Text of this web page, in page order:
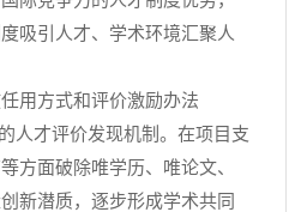
吸引人才、学术环境汇聚人
用方式和评价激励办法
人才评价发现机制。在项目支
方面破除唯学历、唯论文、
新潜质，逐步形成学术共同